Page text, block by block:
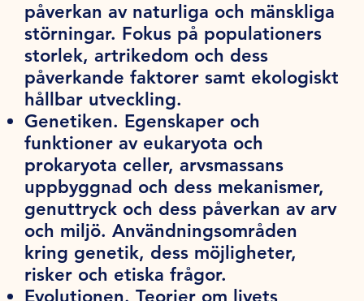
påverkan av naturliga och mänskliga
störningar. Fokus på populationers
storlek, artrikedom och dess
påverkande faktorer samt ekologiskt
hållbar utveckling.
Genetiken. Egenskaper och
funktioner av eukaryota och
prokaryota celler, arvsmassans
uppbyggnad och dess mekanismer,
genuttryck och dess påverkan av arv
och miljö. Användningsområden
kring genetik, dess möjligheter,
risker och etiska frågor.
Evolutionen.Teorier om livets